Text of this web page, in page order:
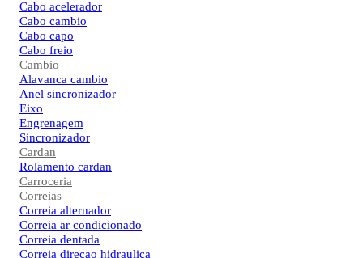
Cabo acelerador
Cabo cambio
Cabo capo
Cabo freio
Cambio
Alavanca cambio
Anel sincronizador
Eixo
Engrenagem
Sincronizador
Cardan
Rolamento cardan
Carroceria
Correias
Correia alternador
Correia ar condicionado
Correia dentada
Correia direcao hidraulica